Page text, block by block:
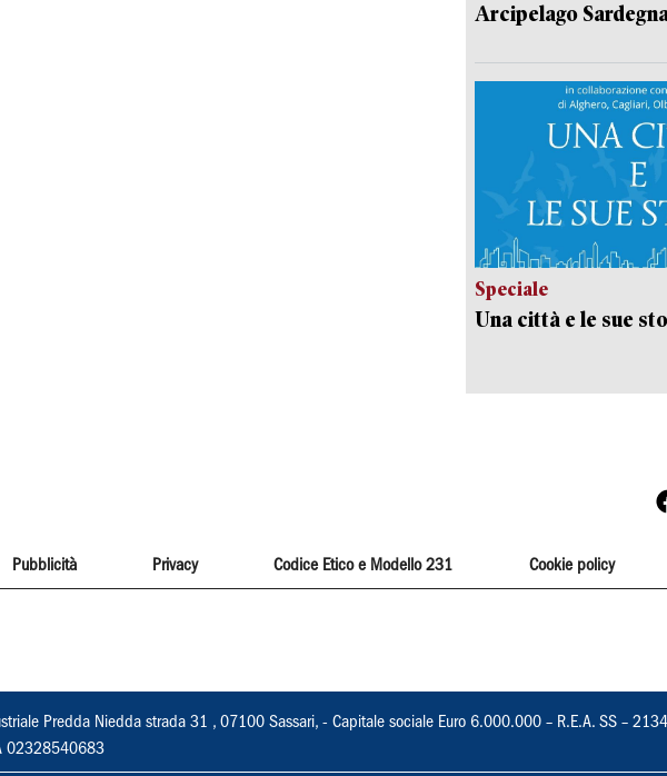
Arcipelago Sardegna
Speciale
Una città e le sue
Pubblicità Privacy Codice Etico e Modello 231 Cookie policy
Predda Niedda strada 31 , 07100 Sassari, - Capitale sociale Euro 6.000.000 – R.E.A. SS –
02328540683